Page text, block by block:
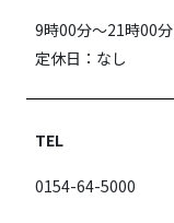
9時00分〜21時00分
定休日：なし
TEL
0154-64-5000